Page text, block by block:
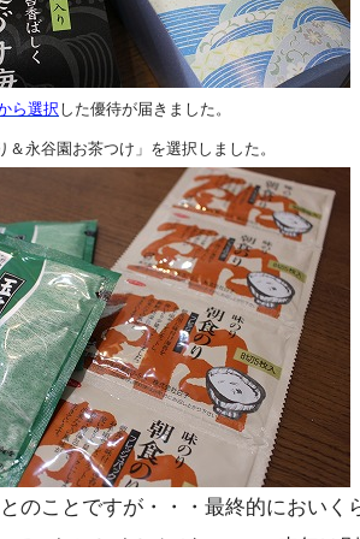
ら選択 した優待が届きました。
＆永谷園お茶つけ」を選択しました。
のことですが・・・最終的においく